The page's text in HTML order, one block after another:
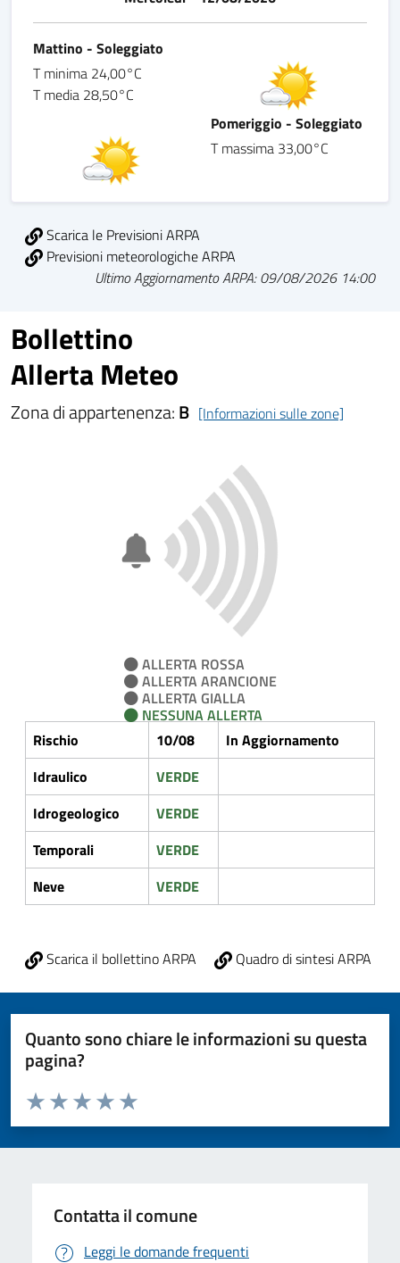
Mattino - Soleggiato
T minima 24,00°C
T media 28,50°C
Pomeriggio - Soleggiato
T massima 33,00°C
Scarica le Previsioni ARPA
Previsioni meteorologiche ARPA
Ultimo Aggiornamento ARPA: 09/08/2026 14:00
Bollettino
Allerta Meteo
Zona di appartenenza:B [Informazioni sulle zone]
ALLERTA ROSSA
ALLERTA ARANCIONE
ALLERTA GIALLA
NESSUNA ALLERTA
Rischio
10/08
In Aggiornamento
Idraulico
VERDE
Idrogeologico
VERDE
Temporali
VERDE
Neve
VERDE
Scarica il bollettino ARPA Quadro di sintesi ARPA
Quanto sono chiare le informazioni su questa
pagina?
Valuta da 1 a 5 stelle la pagina
Valuta 5 stelle su 5
Valuta 4 stelle su 5
Valuta 3 stelle su 5
Valuta 2 stelle su 5
Valuta 1 stelle su 5
Contatta il comune
Leggi le domande frequenti